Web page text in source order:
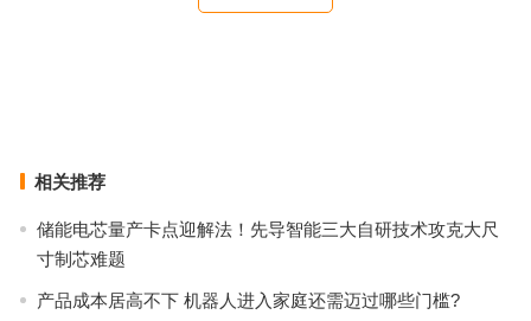
相关推荐
储能电芯量产卡点迎解法！先导智能三大自研技术攻克大尺
寸制芯难题
产品成本居高不下 机器人进入家庭还需迈过哪些门槛?